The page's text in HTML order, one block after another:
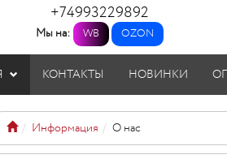
+74993229892
Мы на: WB OZON
КОНТАКТЫ НОВИНКИ
Информация О нас